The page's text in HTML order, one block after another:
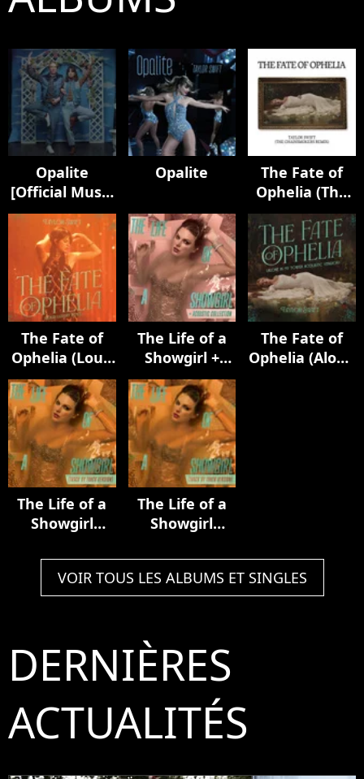
Opalite
[Official Music
Video
(Extended
Versions)]
Opalite
The Fate of
Ophelia (The
Chainsmokers
Remix)
The Fate of
Ophelia (Loud
Luxury Remix)
The Life of a
Showgirl +
Acoustic
Collection
The Fate of
Ophelia (Alone
The Life of a
Showgirl
Track Version)
The Life of a
Showgirl
Track Version)
VOIR TOUS LES ALBUMS ET SINGLES
DERNIÈRES
ACTUALITÉS